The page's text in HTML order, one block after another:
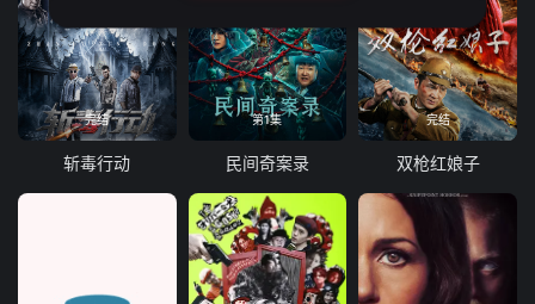
完结
斩毒行动
第1集
民间奇案录
完结
双枪红娘子